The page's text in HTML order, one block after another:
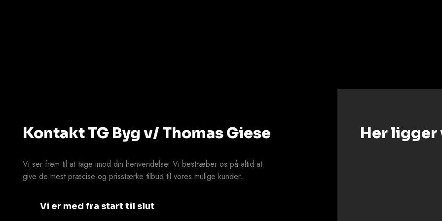
Kontakt TG Byg v/ Thomas Giese
Vi ser frem til at tage imod din henvendelse. Vi bestræber os på altid at
give de mest præcise og prisstærke tilbud til vores mulige kunder.
Vi er med fra start til slut
Her ligger